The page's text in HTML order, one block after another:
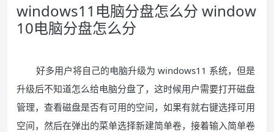
windows11电脑分盘怎么分 window
10电脑分盘怎么分
好多用户将自己的电脑升级为 windows11 系统，但是
升级后不知道怎么给电脑分盘了，这时候用户需要打开磁盘
管理，查看磁盘是否有可用的空间，如果有就右键选择可用
空间，然后在弹出的菜单选择新建简单卷，接着输入简单卷